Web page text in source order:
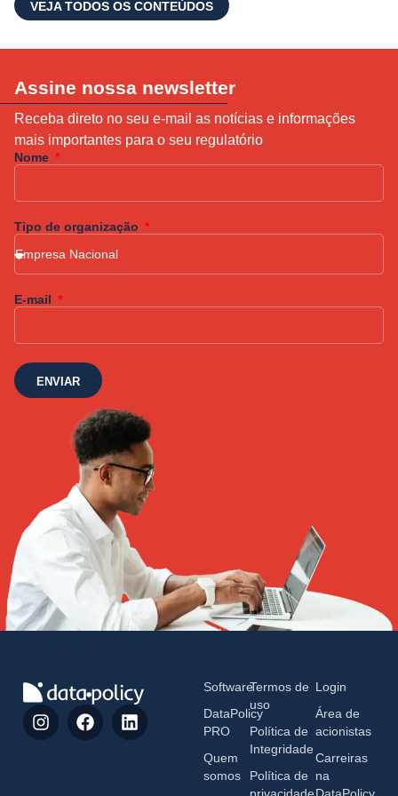
VEJA TODOS OS CONTEÚDOS
Assine nossa newsletter
Receba direto no seu e-mail as notícias e informações
mais importantes para o seu regulatório
Nome
Tipo de organização
E-mail
ENVIAR
Software
DataPolicy
PRO
Quem
somos
Termos de
uso
Política de
Integridade
Política de
privacidade
Login
Área de
acionistas
Carreiras
na
DataPolicy